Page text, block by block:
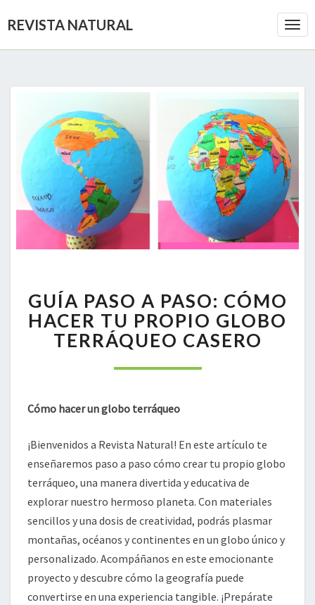
REVISTA NATURAL
PASO
A
PASO:
CÓMO
GLOBO
CASERO
GUÍA PASO A PASO: CÓMO
HACER TU PROPIO GLOBO
TERRÁQUEO CASERO
Cómo hacer un globo terráqueo
¡Bienvenidos a Revista Natural! En este artículo te
enseñaremos paso a paso cómo crear tu propio globo
terráqueo, una manera divertida y educativa de
explorar nuestro hermoso planeta. Con materiales
sencillos y una dosis de creatividad, podrás plasmar
montañas, océanos y continentes en un globo único y
personalizado. Acompáñanos en este emocionante
proyecto y descubre cómo la geografía puede
convertirse en una experiencia tangible. ¡Prepárate